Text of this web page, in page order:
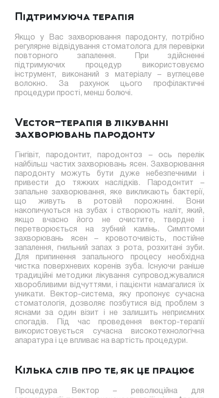
Підтримуюча терапія
Якщо у Вас захворювання пародонту, потрібно
регулярне відвідування стоматолога для перевірки
повторного запалення. При здійсненні
підтримуючих процедур використовуємо
інструмент, виконаний з матеріалу – вуглецеве
волокно. За рахунок цього профілактичні
процедури прості, менш болючі.
Vector-терапія в лікуванні
захворювань пародонту
Гінгівіт, пародонтит, пародонтоз – ось перелік
найбільш частих захворювань ясен. Захворювання
пародонту можуть бути дуже небезпечними і
привести до тяжких наслідків. Пародонтит –
запальне захворювання, яке викликають бактерії,
що живуть в ротовій порожнині. Вони
накопичуються на зубах і створюють наліт, який,
якщо вчасно його не очистите, твердне і
перетворюється на зубний камінь. Симптоми
захворювань ясен – кровоточивість, постійне
запалення, гнильний запах з рота, розхитані зуби.
Для припинення запального процесу необхідна
чистка поверхневих коренів зуба. Існуючи раніше
традиційні методики лікування супроводжувалися
хворобливими відчуттями, і пацієнти намагалися їх
уникати. Вектор-система, яку пропонує сучасна
стоматологія, дозволяє позбутися від проблем з
яснами за один візит і не залишить неприємних
спогадів. Під час проведення вектор-терапії
використовується сучасна високотехнологічна
апаратура і це впливає на вартість процедури.
Кілька слів про те, як це працює
Процедура Вектор – революційна для